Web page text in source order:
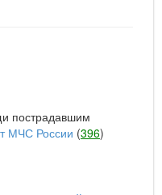
пострадавшим
МЧС России (396)